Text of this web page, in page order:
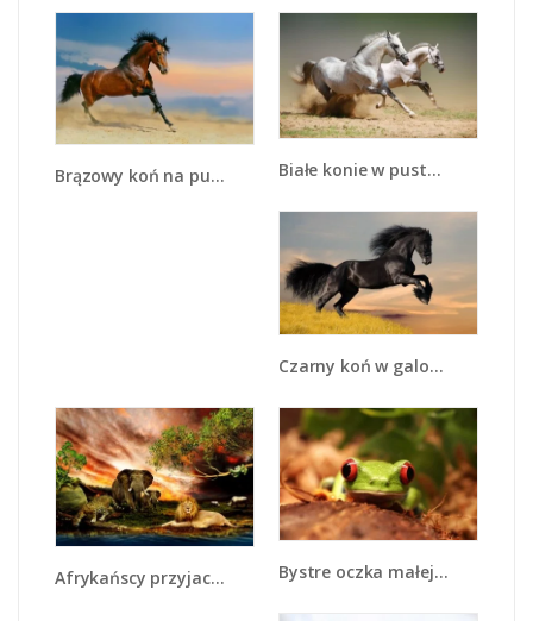
Brązowy koń na pustyni - Z011 Białe konie w pustynnym galopie - Z055
Czarny koń w galopie - Z008
Afrykańscy przyjaciele przy wodopoju - Z271 Bystre oczka małej żabki - Z023